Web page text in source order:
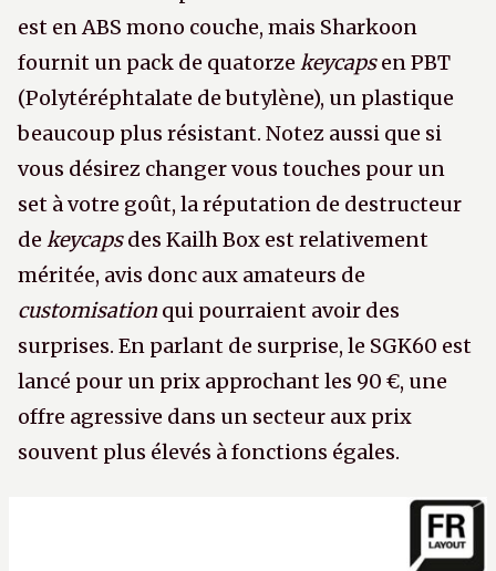
est en ABS mono couche, mais Sharkoon
fournit un pack de quatorze keycapsen PBT
(Polytéréphtalate de butylène), un plastique
beaucoup plus résistant. Notez aussi que si
vous désirez changer vous touches pour un
set à votre goût, la réputation de destructeur
de keycapsdes Kailh Box est relativement
méritée, avis donc aux amateurs de
customisation qui pourraient avoir des
surprises. En parlant de surprise, le SGK60 est
lancé pour un prix approchant les 90 €, une
offre agressive dans un secteur aux prix
souvent plus élevés à fonctions égales.